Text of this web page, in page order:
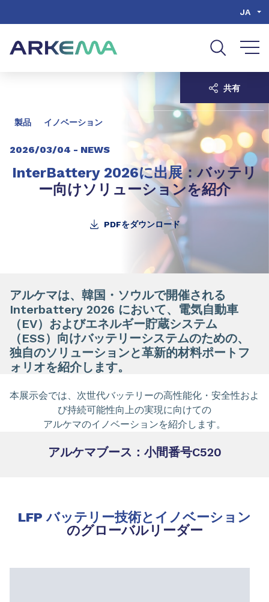
JA
製品 イノベーション
2026/03/04 - NEWS
InterBattery 2026に出展：バッテリ
ー向けソリューションを紹介
PDFをダウンロード
共有
アルケマは、韓国・ソウルで開催される
Interbattery 2026 において、電気自動車
（EV）およびエネルギー貯蔵システム
（ESS）向けバッテリーシステムのための、
独自のソリューションと革新的材料ポートフ
ォリオを紹介します。
本展示会では、次世代バッテリーの高性能化・安全性およ
び持続可能性向上の実現に向けての
アルケマのイノベーションを紹介します。
アルケマブース：小間番号C520
LFP バッテリー技術とイノベーション
のグローバルリーダー